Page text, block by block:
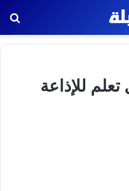
هل تعلم للإذاعة